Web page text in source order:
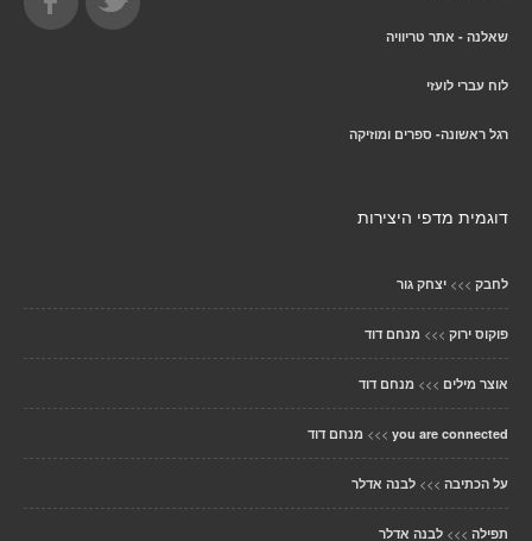
שאלנה - אתר טריוויה
לוח עברי לועזי
רגל ראשונה- ספרים ומוזיקה
דוגמית מדפי היצירות
לחבק >>> יצחק גור
פוקוס ירוק >>> מנחם דוד
אוצר מילים >>> מנחם דוד
you are connected
>>> מנחם דוד
על הכתיבה >>> לבנה אדלר
תפילה >>> לבנה אדלר